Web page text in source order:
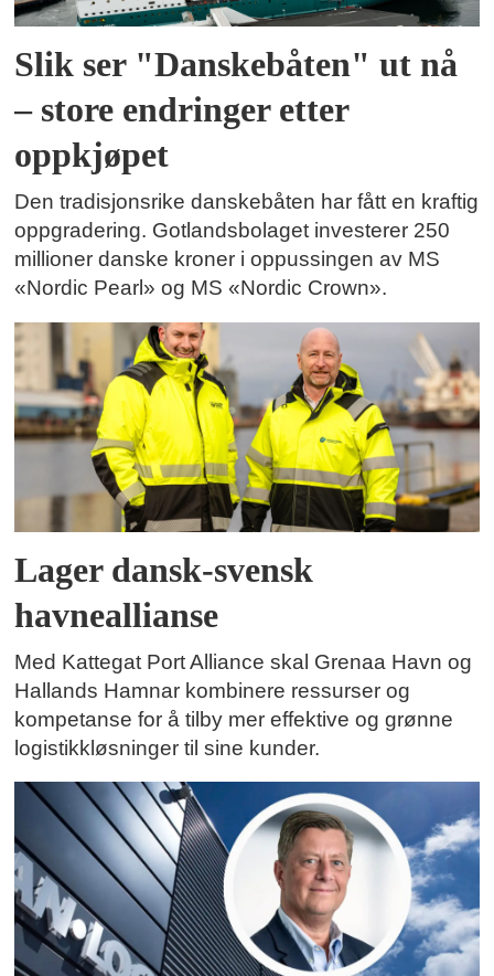
Slik ser "Danskebåten" ut nå
– store endringer etter
oppkjøpet
Den tradisjonsrike danskebåten har fått en kraftig
oppgradering. Gotlandsbolaget investerer 250
millioner danske kroner i oppussingen av MS
«Nordic Pearl» og MS «Nordic Crown».
Lager dansk-svensk
havneallianse
Med Kattegat Port Alliance skal Grenaa Havn og
Hallands Hamnar kombinere ressurser og
kompetanse for å tilby mer effektive og grønne
logistikkløsninger til sine kunder.